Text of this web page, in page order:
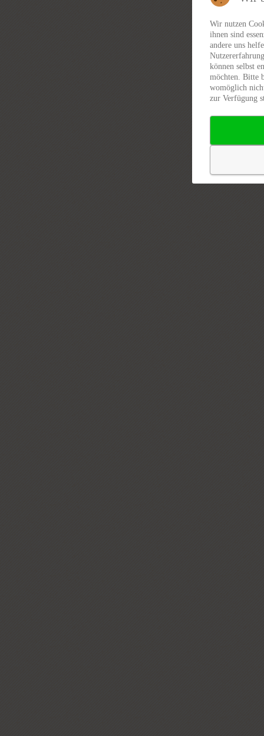
Wir nutzen
ihnen sind
andere uns
können selbst
möchten. Bitte
womöglich
zur Verfügung